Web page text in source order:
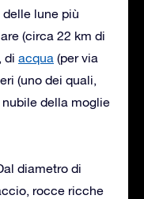
lune più
(circa 22 km di
di acqua (per via
(uno dei quali,
della moglie
diametro di
rocce ricche